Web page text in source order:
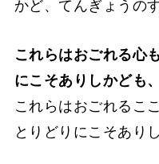
かど、てんぎょうの
これらはおごれる心
にこそありしかども、
これらはおごれるこ
とりどりにこそあり